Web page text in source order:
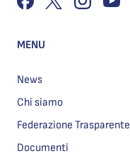
MENU
News
Chi siamo
Federazione Trasparente
Documenti